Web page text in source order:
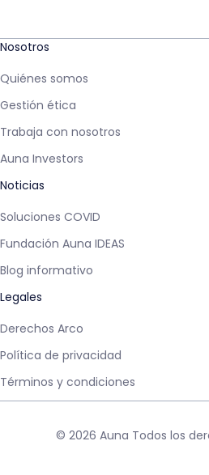
Nosotros
Quiénes somos
Gestión ética
Trabaja con nosotros
Auna Investors
Noticias
Soluciones COVID
Fundación Auna IDEAS
Blog informativo
Legales
Derechos Arco
Política de privacidad
Términos y condiciones
© 2026 Auna Todos los